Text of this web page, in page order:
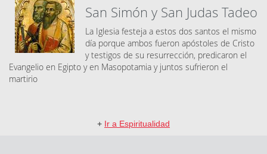
San Simón y San Judas Tadeo
La Iglesia festeja a estos dos santos el mismo
día porque ambos fueron apóstoles de Cristo
y testigos de su resurrección, predicaron el
Evangelio en Egipto y en Masopotamia y juntos sufrieron el
martirio
+ Ir a Espiritualidad